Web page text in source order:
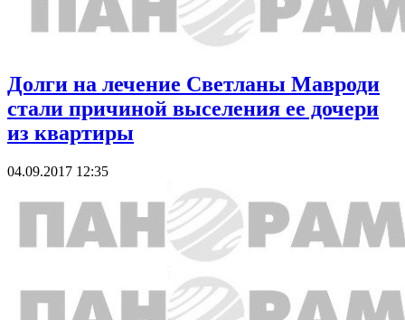
Долги на лечение Светланы Мавроди
стали причиной выселения ее дочери
из квартиры
04.09.2017 12:35